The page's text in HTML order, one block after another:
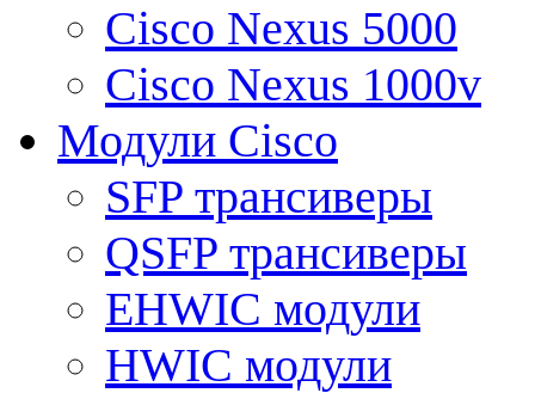
Cisco Nexus 5000
Cisco Nexus 1000v
Модули Cisco
SFP трансиверы
QSFP трансиверы
EHWIC модули
HWIC модули